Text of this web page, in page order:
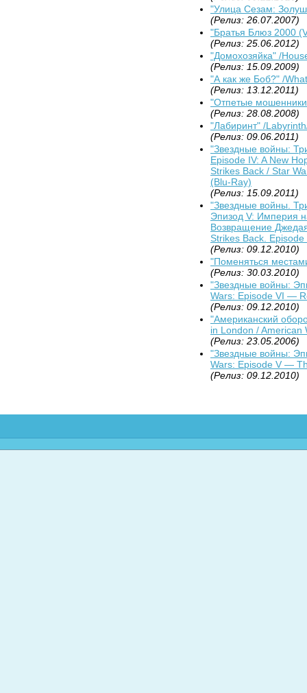
"Улица Сезам:
(Релиз: 26.07.2007)
"Братья Блюз 2000
(Релиз: 25.06.2012)
"Домохозяйка" /
(Релиз: 15.09.2009)
"А как же Боб?" /
(Релиз: 13.12.2011)
"Отпетые
(Релиз: 28.08.2008)
"Лабиринт" /
(Релиз: 09.06.2011)
"Звездные войны:
Episode IV: A New
Strikes Back / Star
(Blu-Ray)
(Релиз: 15.09.2011)
"Звездные войны.
Эпизод V: Империя
Возвращение
Strikes Back.
(Релиз: 09.12.2010)
"Поменяться
(Релиз: 30.03.2010)
"Звездные войны:
Wars: Episode VI —
(Релиз: 09.12.2010)
"Американский
in London / American
(Релиз: 23.05.2006)
"Звездные войны:
Wars: Episode V —
(Релиз: 09.12.2010)